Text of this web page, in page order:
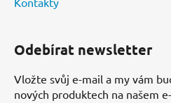
Odebírat newsletter
Vložte svůj e-mail a my vám
nových produktech na našem